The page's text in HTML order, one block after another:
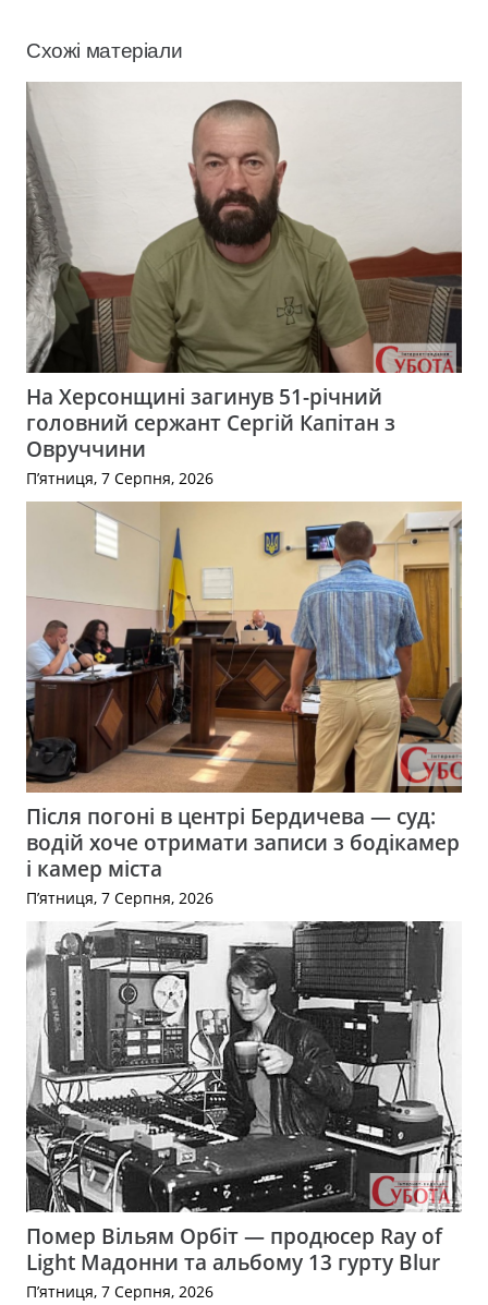
Схожі матеріали
На Херсонщині загинув 51-річний
головний сержант Сергій Капітан з
Овруччини
П’ятниця, 7 Серпня, 2026
Після погоні в центрі Бердичева — суд:
водій хоче отримати записи з бодікамер
і камер міста
П’ятниця, 7 Серпня, 2026
Помер Вільям Орбіт — продюсер Ray of
Light Мадонни та альбому 13 гурту Blur
П’ятниця, 7 Серпня, 2026